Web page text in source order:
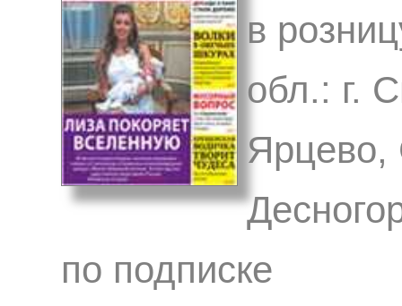
в
обл.: г.
Ярцево,
по подписке